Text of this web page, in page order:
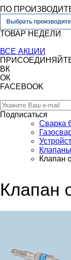
ПО
Выбрать
ТОВАР НЕДЕЛИ
ВСЕ АКЦИИ
ВК
ОК
FACEBOOK
Подписаться
Сварка
Клапан
Клапан